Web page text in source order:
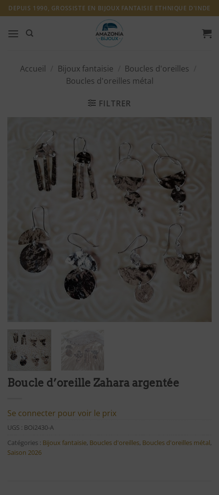
Passer
au
contenu
DEPUIS 1990, GROSSISTE EN BIJOUX FANTAISIE ETHNIQUE D'INDE
Accueil Bijoux fantaisie Boucles d'oreilles
Boucles d'oreilles métal
FILTRER
d'envies
Boucle d’oreille Zahara argentée
Se connecter pour voir le prix
UGS : BOi2430-A
Catégories : Bijoux fantaisie, Boucles d'oreilles, Boucles d'oreilles métal,
Saison 2026